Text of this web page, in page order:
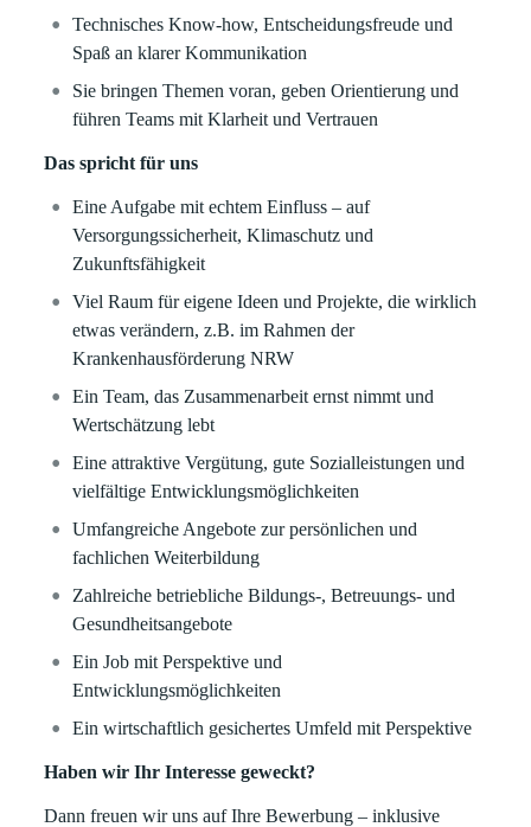
Technisches Know-how, Entscheidungsfreude und
Spaß an klarer Kommunikation
Sie bringen Themen voran, geben Orientierung und
führen Teams mit Klarheit und Vertrauen
Das spricht für uns
Eine Aufgabe mit echtem Einfluss – auf
Versorgungssicherheit, Klimaschutz und
Zukunftsfähigkeit
Viel Raum für eigene Ideen und Projekte, die wirklich
etwas verändern, z.B. im Rahmen der
Krankenhausförderung NRW
Ein Team, das Zusammenarbeit ernst nimmt und
Wertschätzung lebt
Eine attraktive Vergütung, gute Sozialleistungen und
vielfältige Entwicklungsmöglichkeiten
Umfangreiche Angebote zur persönlichen und
fachlichen Weiterbildung
Zahlreiche betriebliche Bildungs-, Betreuungs- und
Gesundheitsangebote
Ein Job mit Perspektive und
Entwicklungsmöglichkeiten
Ein wirtschaftlich gesichertes Umfeld mit Perspektive
Haben wir Ihr Interesse geweckt?
Dann freuen wir uns auf Ihre Bewerbung – inklusive